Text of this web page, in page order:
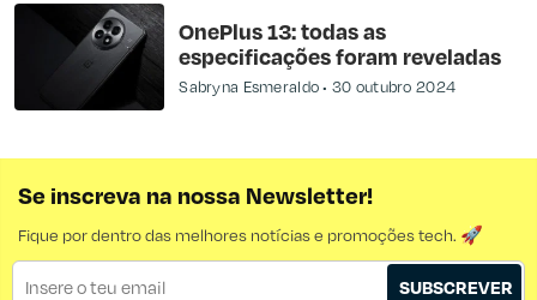
OnePlus 13: todas as
especificações foram reveladas
Sabryna Esmeraldo 30 outubro 2024
Se inscreva na nossa Newsletter!
Fique por dentro das melhores notícias e promoções tech. 🚀
SUBSCREVER